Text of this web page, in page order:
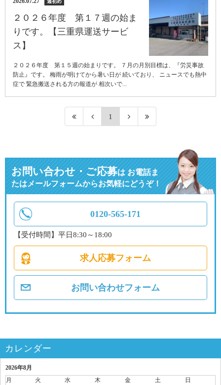
週初め
２０２６年度 第１７週の始ま
りです。【三重県運送サービ
ス】
２０２６年度 第１５週の始まりです。 ７月の月別目標は、『労災事故
防止』です。 梅雨が明けてから暑い日が 続いており、 ニュースでも熱中
症で 緊急搬送される方の報道が 相次いで...
1
お問い合わせ・ご応募はお電話ま
たはメールフォームからお気軽にどうぞ！
0120-565-171
【受付時間】平日8:30～18:00
求人応募フォーム
お問い合わせフォーム
カレンダー
2026年8月
月
火 水 木 金 土
日